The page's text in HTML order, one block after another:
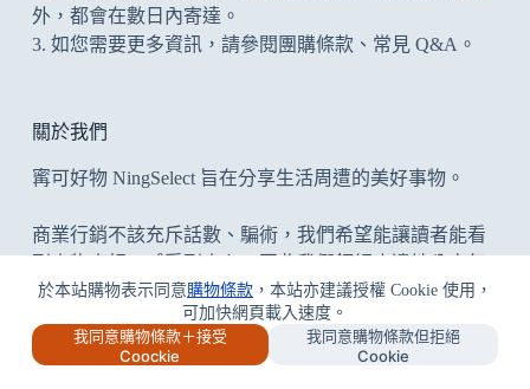
於本站購物表示同意購物條款，本站亦建議授權 Cookie 使用，
可加快網頁載入速度。
我同意購物條款＋接受
Coockie
我同意購物條款但拒絕
Cookie
外，都會在數日內寄達。
3. 如您需要更多資訊，請參閱 團購條款 、 常見 Q&A 。
關於我們
寗可好物 NingSelect 旨在分享生活周遭的美好事物。
商業行銷不該充斥話數、騙術，我們希望能讓讀者能看
件事，優缺並陳，但凡為開箱文/評測文，寗可好物堅決
拒絕業配開箱委託案，提供中立公正、無愧良心的評
測。
點我了解更多